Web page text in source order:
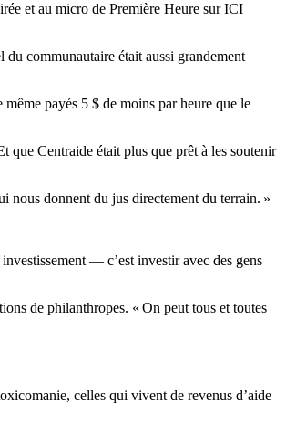
et au micro de Première Heure sur ICI
communautaire était aussi grandement
payés 5 $ de moins par heure que le
que Centraide était plus que prêt à les soutenir
nous donnent du jus directement du terrain. »
— c’est investir avec des gens
de philanthropes. « On peut tous et toutes
celles qui vivent de revenus d’aide